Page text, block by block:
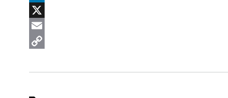
LinkedIn
X
Email
Link